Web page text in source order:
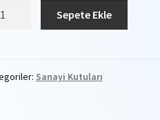
Sepete Ekle
Sanayi Kutuları